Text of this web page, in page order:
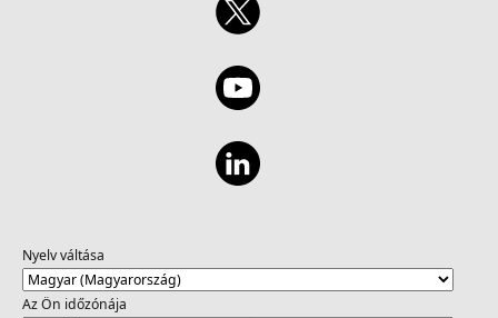
Nyelv váltása
Az Ön időzónája